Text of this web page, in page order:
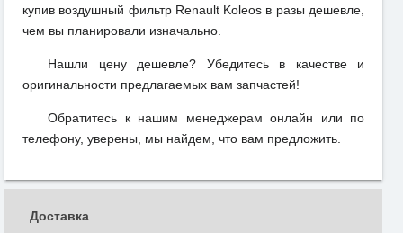
купив воздушный фильтр Renault Koleos в разы дешевле,
чем вы планировали изначально.
Нашли цену дешевле? Убедитесь в качестве и
оригинальности предлагаемых вам запчастей!
Обратитесь к нашим менеджерам онлайн или по
телефону, уверены, мы найдем, что вам предложить.
Доставка